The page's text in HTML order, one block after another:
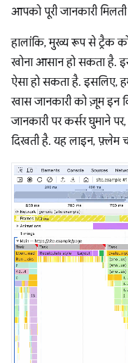
आपको पूरी जानकारी
हालांकि, मुख्य रूप से ट्रैक
खोना आसान हो सकता है.
ऐसा हो सकता है. इसलिए,
खास जानकारी को ज़ूम इन
जानकारी पर कर्सर घुमाने
दिखती है. यह लाइन, फ़्लेम